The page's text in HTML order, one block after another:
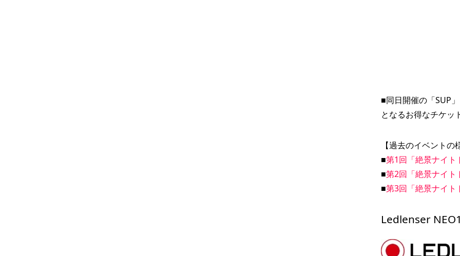
■同日開催の「SUP
となるお得なチケッ
【過去のイベント
■第1回「絶景ナイト
■第2回「絶景ナイト
■第3回「絶景ナイト
Ledlenser